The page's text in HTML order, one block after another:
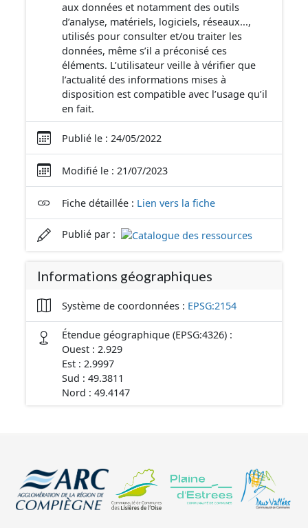
aux données et notamment des outils
d’analyse, matériels, logiciels, réseaux...,
utilisés pour consulter et/ou traiter les
données, même s’il a préconisé ces
éléments. L’utilisateur veille à vérifier que
l’actualité des informations mises à
disposition est compatible avec l’usage qu’il
en fait.
Publié le : 24/05/2022
Modifié le : 21/07/2023
Fiche détaillée : Lien vers la fiche
Publié par :
Informations géographiques
Système de coordonnées : EPSG:2154
Étendue géographique (EPSG:4326) :
Ouest : 2.929
Est : 2.9997
Sud : 49.3811
Nord : 49.4147